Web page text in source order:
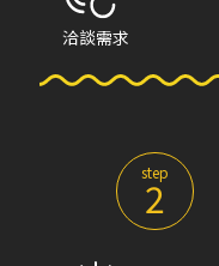
洽談需求
step
2